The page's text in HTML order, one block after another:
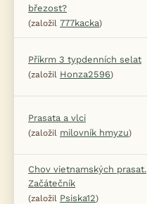
březost?
(založil 777kacka)
Příkrm 3 typdenních selat
(založil Honza2596)
Prasata a vlci
(založil milovník hmyzu)
Chov vietnamských prasat.
Začátečník
(založil Psiska12)